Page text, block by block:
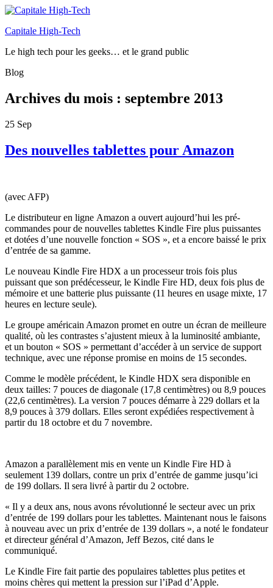
Capitale High-Tech
Le high tech pour les geeks… et le grand public
Blog
Archives du mois : septembre 2013
25 Sep
Des nouvelles tablettes pour Amazon
(avec AFP)
Le distributeur en ligne Amazon a ouvert aujourd’hui les pré-
commandes pour de nouvelles tablettes Kindle Fire plus puissantes
et dotées d’une nouvelle fonction « SOS », et a encore baissé le prix
d’entrée de sa gamme.
Le nouveau Kindle Fire HDX a un processeur trois fois plus
puissant que son prédécesseur, le Kindle Fire HD, deux fois plus de
mémoire et une batterie plus puissante (11 heures en usage mixte, 17
heures en lecture seule).
Le groupe américain Amazon promet en outre un écran de meilleure
qualité, où les contrastes s’ajustent mieux à la luminosité ambiante,
et un bouton « SOS » permettant d’accéder à un service de support
technique, avec une réponse promise en moins de 15 secondes.
Comme le modèle précédent, le Kindle HDX sera disponible en
deux tailles: 7 pouces de diagonale (17,8 centimètres) ou 8,9 pouces
(22,6 centimètres). La version 7 pouces démarre à 229 dollars et la
8,9 pouces à 379 dollars. Elles seront expédiées respectivement à
partir du 18 octobre et du 7 novembre.
Amazon a parallèlement mis en vente un Kindle Fire HD à
seulement 139 dollars, contre un prix d’entrée de gamme jusqu’ici
de 199 dollars. Il sera livré à partir du 2 octobre.
« Il y a deux ans, nous avons révolutionné le secteur avec un prix
d’entrée de 199 dollars pour les tablettes. Maintenant nous le faisons
à nouveau avec un prix d’entrée de 139 dollars », a noté le fondateur
et directeur général d’Amazon, Jeff Bezos, cité dans le
communiqué.
Le Kindle Fire fait partie des populaires tablettes plus petites et
moins chères qui mettent la pression sur l’iPad d’Apple.